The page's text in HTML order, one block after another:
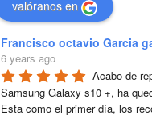
valóranos en
Francisco octavio Garcia
6 years ago
Acabo de
Samsung Galaxy s10 +, ha
Esta como el primer día, los